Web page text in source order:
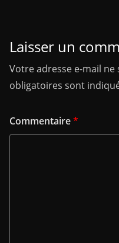
Laisser un
Votre adresse e-mail ne
obligatoires sont
Commentaire*